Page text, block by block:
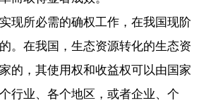
现所必需的确权工作，在我国现阶
。在我国，生态资源转化的生态资
的，其使用权和收益权可以由国家
行业、各个地区，或者企业、个